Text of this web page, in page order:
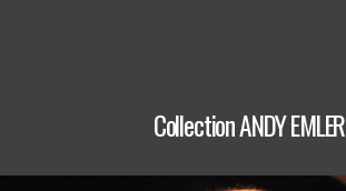
Collection ANDY EMLER